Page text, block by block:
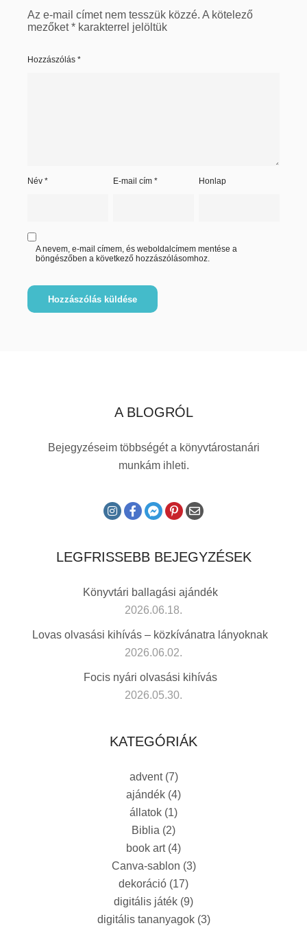
Az e-mail címet nem tesszük közzé. A kötelező
mezőket* karakterrel jelöltük
Hozzászólás *
Név * E-mail cím* Honlap
A nevem, e-mail címem, és weboldalcímem mentése a
böngészőben a következő hozzászólásomhoz.
A BLOGRÓL
Bejegyzéseim többségét a könyvtárostanári
munkám ihleti.
LEGFRISSEBB BEJEGYZÉSEK
Könyvtári ballagási ajándék
2026.06.18.
Lovas olvasási kihívás – közkívánatra lányoknak
2026.06.02.
Focis nyári olvasási kihívás
2026.05.30.
KATEGÓRIÁK
advent(7)
ajándék (4)
állatok (1)
Biblia (2)
book art(4)
Canva-sablon (3)
dekoráció (17)
digitális játék (9)
digitális tananyagok(3)